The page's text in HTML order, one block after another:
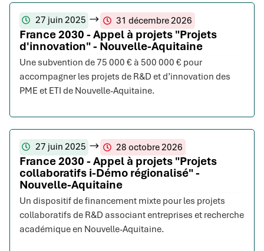
27 juin 2025 31 décembre 2026
France 2030 - Appel à projets "Projets
d'innovation" - Nouvelle-Aquitaine
Une subvention de 75 000 € à 500 000 € pour
accompagner les projets de R&D et d’innovation des
PME et ETI de Nouvelle-Aquitaine.
27 juin 2025 28 octobre 2026
France 2030 - Appel à projets "Projets
collaboratifs i-Démo régionalisé" -
Nouvelle-Aquitaine
Un dispositif de financement mixte pour les projets
collaboratifs de R&D associant entreprises et recherche
académique en Nouvelle-Aquitaine.